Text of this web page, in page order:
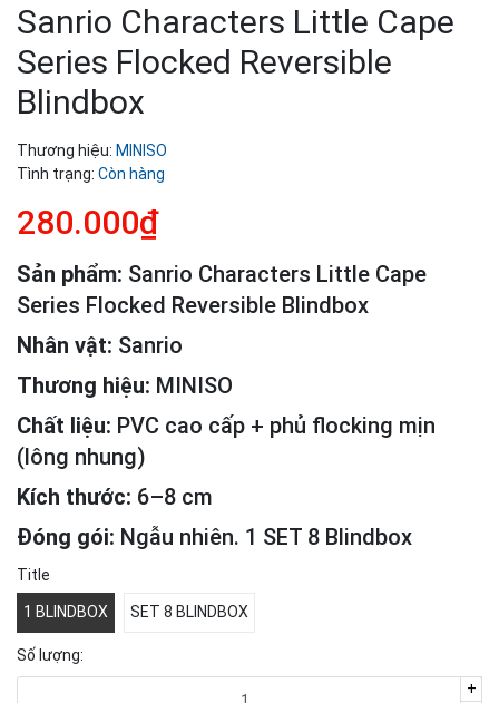
Sanrio Characters Little Cape
Series Flocked Reversible
Blindbox
Thương hiệu: MINISO
Tình trạng: Còn hàng
280.000₫
Sản phẩm: Sanrio Characters Little Cape
Series Flocked Reversible Blindbox
Nhân vật: Sanrio
Thương hiệu: MINISO
Chất liệu: PVC cao cấp + phủ flocking mịn
(lông nhung)
Kích thước: 6–8 cm
Đóng gói: Ngẫu nhiên. 1 SET 8 Blindbox
Title
1 BLINDBOX SET 8 BLINDBOX
Số lượng:
+